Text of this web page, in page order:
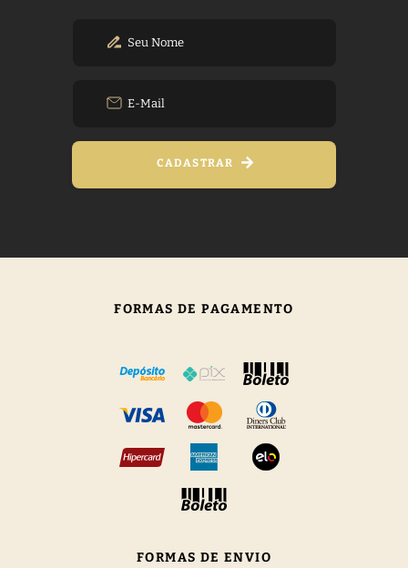
CADASTRAR
FORMAS DE PAGAMENTO
FORMAS DE ENVIO